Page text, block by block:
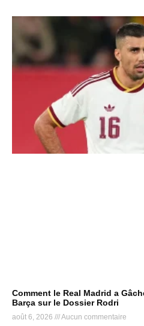
Comment le Real Madrid a
Barça sur le Dossier Rodri
août 6, 2026 Aucun commentaire